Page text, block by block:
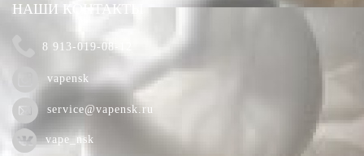
НАШИ КОНТАКТЫ
8 913-019-08-12
vapensk
service@vapensk.ru
vape_nsk